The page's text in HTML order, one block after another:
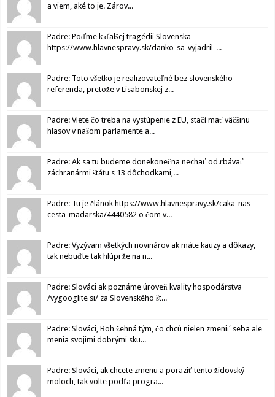
a viem, aké to je. Zárov...
Padre: Poďme k ďalšej tragédii Slovenska
https://www.hlavnespravy.sk/danko-sa-vyjadril-...
Padre: Toto všetko je realizovateľné bez slovenského
referenda, pretože v Lisabonskej z...
Padre: Viete čo treba na vystúpenie z EU, stačí mať väčšinu
hlasov v našom parlamente a...
Padre: Ak sa tu budeme donekonečna nechať od.rbávať
záchranármi štátu s 13 dôchodkami,...
Padre: Tu je článok https://www.hlavnespravy.sk/caka-nas-
cesta-madarska/4440582 o čom v...
Padre: Vyzývam všetkých novinárov ak máte kauzy a dôkazy,
tak nebuďte tak hlúpi že na n...
Padre: Slováci ak poznáme úroveň kvality hospodárstva
/vygooglite si/ za Slovenského št...
Padre: Slováci, Boh žehná tým, čo chcú nielen zmeniť seba ale
menia svojimi dobrými sku...
Padre: Slováci, ak chcete zmenu a poraziť tento židovský
moloch, tak volte podľa progra...